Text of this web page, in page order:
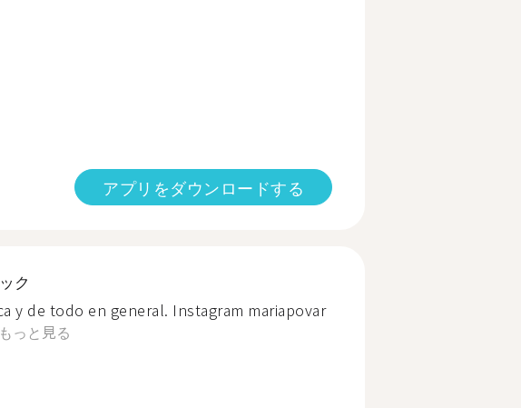
アプリをダウンロードする
ク
y de todo en general. Instagram mariapovar
もっと見る